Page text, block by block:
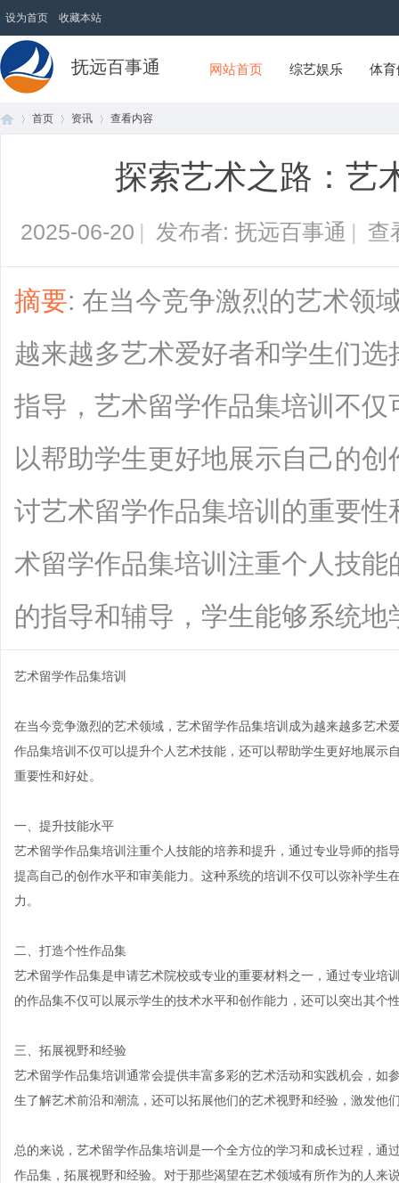
设为首页 收藏本站
抚远百事通 网站首页 综艺娱乐 体
首页 资讯 查看内容
探索艺术之路：艺
2025-06-20 | 发布者: 抚远百事通 | 查
摘要: 在当今竞争激烈的艺术领
越来越多艺术爱好者和学生们
指导，艺术留学作品集培训不
以帮助学生更好地展示自己的
讨艺术留学作品集培训的重要
术留学作品集培训注重个人技
的指导和辅导，学生能够系统地
艺术留学作品集培训
在当今竞争激烈的艺术领域，艺术留学作品集培训成为越来越多艺术
作品集培训不仅可以提升个人艺术技能，还可以帮助学生更好地展示
重要性和好处。
一、提升技能水平
艺术留学作品集培训注重个人技能的培养和提升，通过专业导师的指
提高自己的创作水平和审美能力。这种系统的培训不仅可以弥补学生
力。
二、打造个性作品集
艺术留学作品集是申请艺术院校或专业的重要材料之一，通过专业培
的作品集不仅可以展示学生的技术水平和创作能力，还可以突出其个
三、拓展视野和经验
艺术留学作品集培训通常会提供丰富多彩的艺术活动和实践机会，如
生了解艺术前沿和潮流，还可以拓展他们的艺术视野和经验，激发他
总的来说，艺术留学作品集培训是一个全方位的学习和成长过程，
作品集，拓展视野和经验。对于那些渴望在艺术领域有所作为的人来